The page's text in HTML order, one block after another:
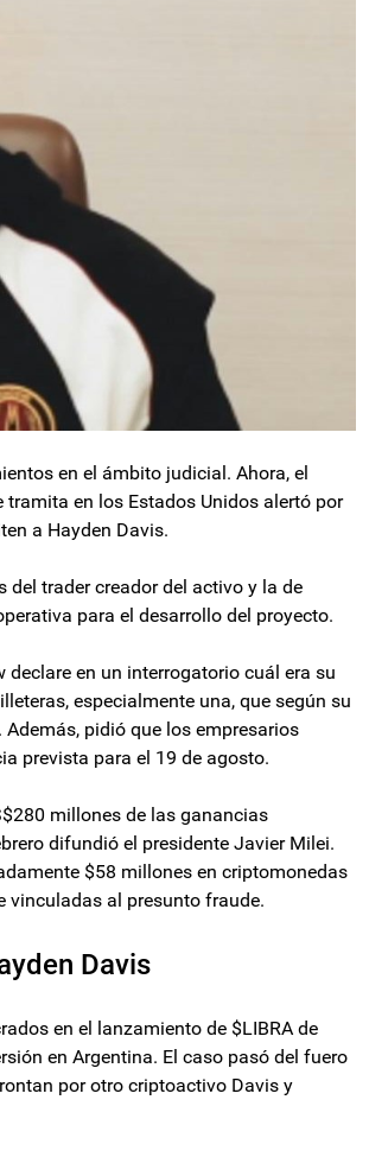
en el ámbito judicial. Ahora, el
en los Estados Unidos alertó por
a Hayden Davis.
trader creador del activo y la de
para el desarrollo del proyecto.
en un interrogatorio cuál era su
especialmente una, que según su
pidió que los empresarios
prevista para el 19 de agosto.
millones de las ganancias
difundió el presidente Javier Milei.
$58 millones en criptomonedas
vinculadas al presunto fraude.
Davis
en el lanzamiento de $LIBRA de
en Argentina. El caso pasó del fuero
por otro criptoactivo Davis y